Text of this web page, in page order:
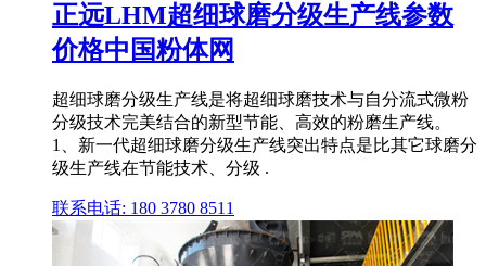
正远LHM超细球磨分级生产线参数
价格中国粉体网
超细球磨分级生产线是将超细球磨技术与自分流式微粉
分级技术完美结合的新型节能、高效的粉磨生产线。
1、新一代超细球磨分级生产线突出特点是比其它球磨分
级生产线在节能技术、分级 .
联系电话: 180 3780 8511